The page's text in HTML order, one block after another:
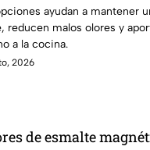
modernas y
ayudan a mantener
reducen malos olores y
a la cocina.
2026
de esmalte